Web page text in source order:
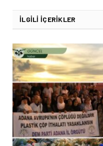
İLGILI İÇERIKLER